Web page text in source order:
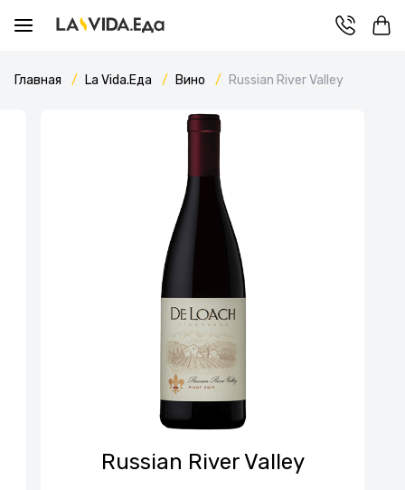
Главная La Vida.Еда Вино Russian River Valley
Russian River Valley